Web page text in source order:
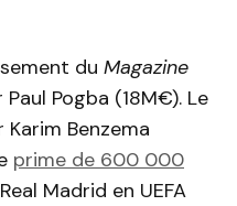
du Magazine
Pogba (18M€). Le
Benzema
prime de 600 000
Madrid en UEFA